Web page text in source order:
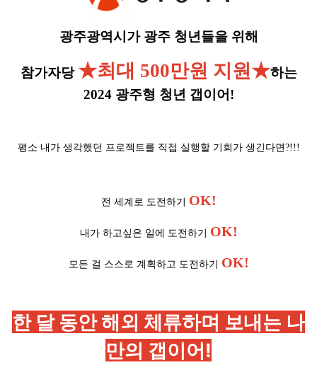
광주광역시가 광주 청년들을 위해
참가자당 ★최대 500만원 지원★하는
2024 광주형 청년 갭이어!
평소 내가 생각했던 프로젝트를 직접 실행할 기회가 생긴다면?!!!
전 세계로 도전하기 OK!
내가 하고싶은 일에 도전하기 OK!
모든 걸 스스로 계획하고 도전하기 OK!
한 달 동안 해외 체류하며 보내는 나
만의 갭이어!